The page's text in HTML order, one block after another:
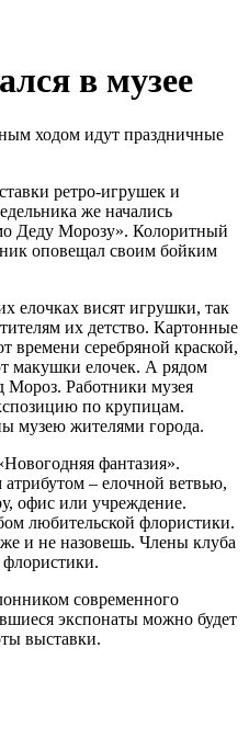
в музее
ходом идут праздничные
ретро-игрушек и
же начались
Деду Морозу». Колоритный
оповещал своим бойким
елочках висят игрушки, так
их детство. Картонные
времени серебряной краской,
макушки елочек. А рядом
Мороз. Работники музея
по крупицам.
музею жителями города.
фантазия».
– елочной ветвью,
офис или учреждение.
любительской флористики.
и не назовешь. Члены клуба
современного
экспонаты можно будет
выставки.